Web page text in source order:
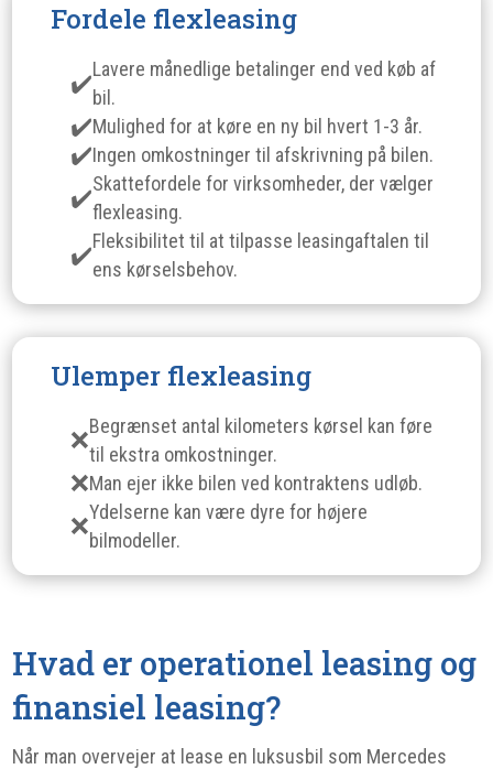
Fordele flexleasing
Lavere månedlige betalinger end ved køb af
bil.
Mulighed for at køre en ny bil hvert 1-3 år.
Ingen omkostninger til afskrivning på bilen.
Skattefordele for virksomheder, der vælger
flexleasing.
Fleksibilitet til at tilpasse leasingaftalen til
ens kørselsbehov.
Ulemper flexleasing
Begrænset antal kilometers kørsel kan føre
til ekstra omkostninger.
Man ejer ikke bilen ved kontraktens udløb.
Ydelserne kan være dyre for højere
bilmodeller.
Hvad er operationel leasing og
finansiel leasing?
Når man overvejer at lease en luksusbil som Mercedes